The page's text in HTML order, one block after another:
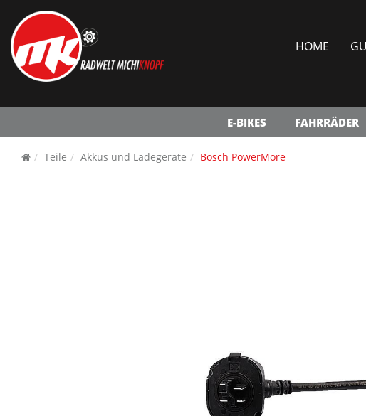
HOME
E-BIKES FAHRRÄDER
Teile Akkus und Ladegeräte Bosch PowerMore